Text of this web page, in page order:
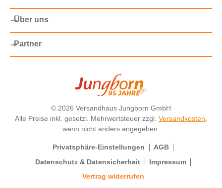
Über uns
Partner
© 2026 Versandhaus Jungborn GmbH
Alle Preise inkl. gesetzl. Mehrwertsteuer zzgl. Versandkosten,
wenn nicht anders angegeben.
Privatsphäre-Einstellungen
AGB
Datenschutz & Datensicherheit
Impressum
Vertrag widerrufen